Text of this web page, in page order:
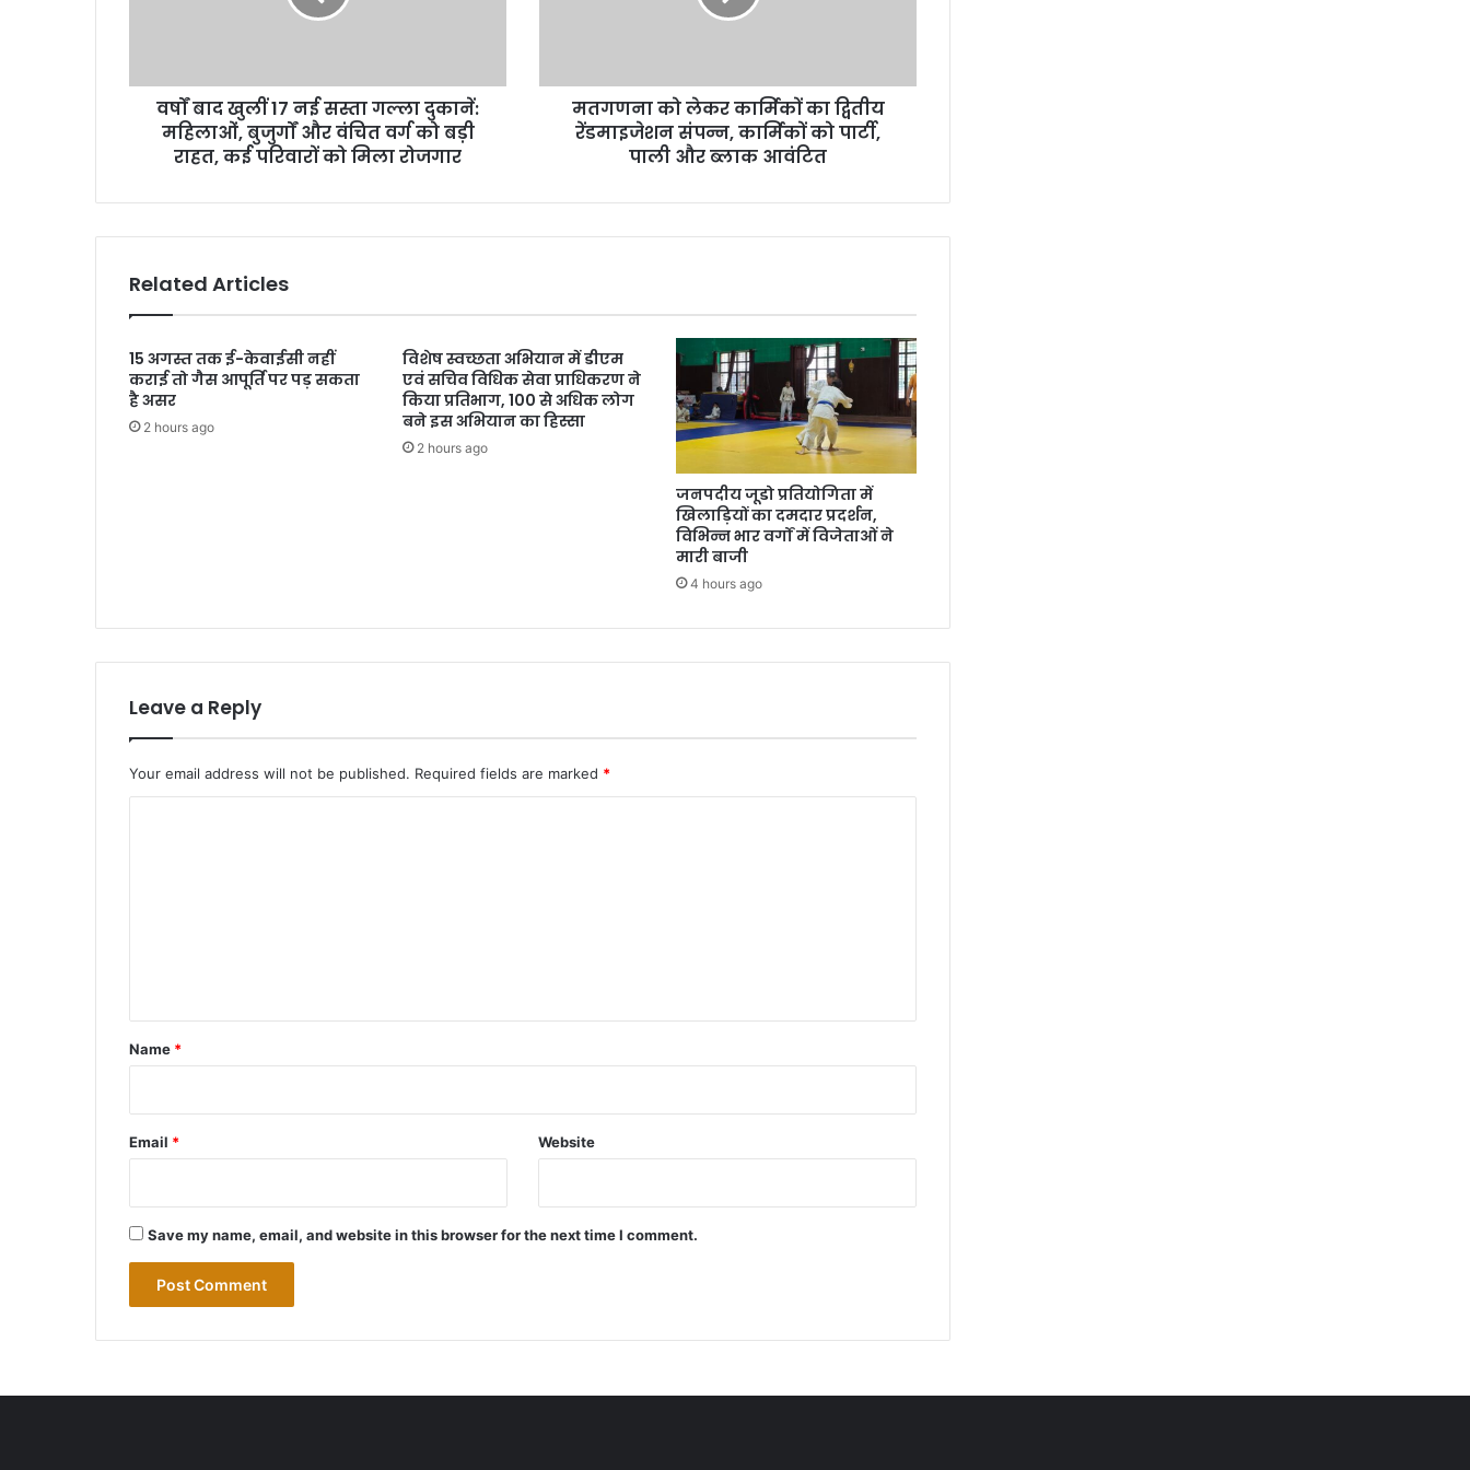
महिलाओं,
को
परिवारों
को
रोजगार
वर्षों बाद खुलीं 17 नई सस्ता गल्ला दुकानें:
महिलाओं, बुजुर्गों और वंचित वर्ग को बड़ी
राहत, कई परिवारों को मिला रोजगार
कार्मिकों
ब्लाक
मतगणना को लेकर कार्मिकों का द्वितीय
रेंडमाइजेशन संपन्न, कार्मिकों को पार्टी,
पाली और ब्लाक आवंटित
Related Articles
15 अगस्त तक ई-केवाईसी नहीं
कराई तो गैस आपूर्ति पर पड़ सकता
है असर
2 hours ago
विशेष स्वच्छता अभियान में डीएम
एवं सचिव विधिक सेवा प्राधिकरण ने
किया प्रतिभाग, 100 से अधिक लोग
बने इस अभियान का हिस्सा
2 hours ago
जनपदीय जूडो प्रतियोगिता में
खिलाड़ियों का दमदार प्रदर्शन,
विभिन्न भार वर्गों में विजेताओं ने
मारी बाजी
4 hours ago
Leave a Reply
Your email address will not be published. Required fields are marked *
*
Name *
Email * Website
Save my name, email, and website in this browser for the next time I comment.